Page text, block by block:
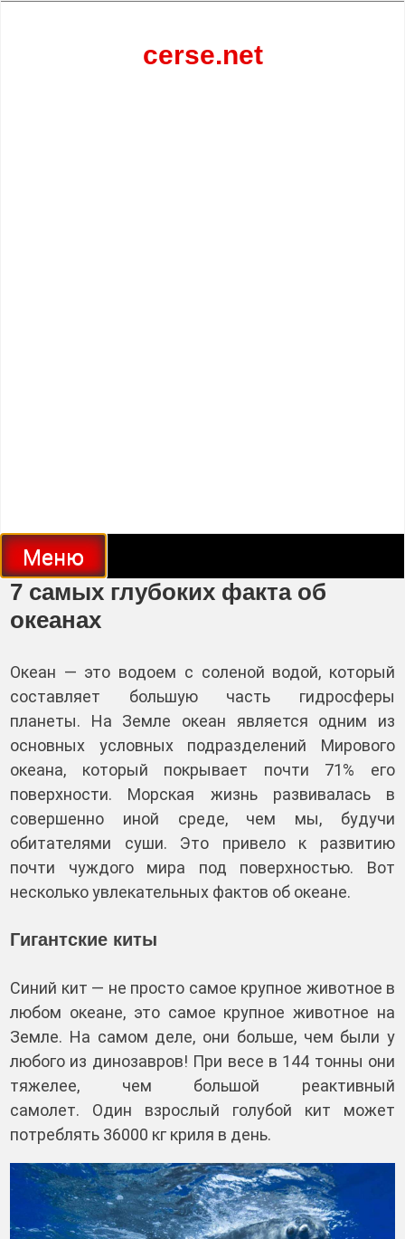
cerse.net
Меню
7 самых глубоких факта об
океанах
Океан — это водоем с соленой водой, который
составляет большую часть гидросферы
планеты. На Земле океан является одним из
основных условных подразделений Мирового
океана, который покрывает почти 71% его
поверхности. Морская жизнь развивалась в
совершенно иной среде, чем мы, будучи
обитателями суши. Это привело к развитию
почти чуждого мира под поверхностью. Вот
несколько увлекательных фактов об океане.
Гигантские киты
Синий кит — не просто самое крупное животное в
любом океане, это самое крупное животное на
Земле. На самом деле, они больше, чем были у
любого из динозавров! При весе в 144 тонны они
тяжелее, чем большой реактивный
самолет. Один взрослый голубой кит может
потреблять 36000 кг криля в день.